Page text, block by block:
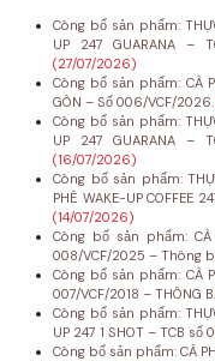
Công bố sản phẩm:
UP 247 GUARANA –
(27/07/2026)
Công bố sản phẩm: CÀ
GÒN – Số 006/VCF/2026.
Công bố sản phẩm:
UP 247 GUARANA –
(16/07/2026)
Công bố sản phẩm:
PHÊ WAKE-UP COFFEE
(14/07/2026)
Công bố sản phẩm: CÀ
008/VCF/2025 – Thông
Công bố sản phẩm: CÀ
007/VCF/2018 – THÔNG
Công bố sản phẩm:
UP 247 1 SHOT – TCB số
Công bố sản phẩm: CÀ